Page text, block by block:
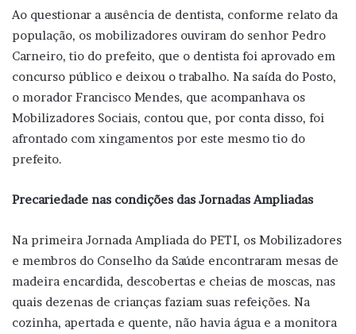
Ao questionar a ausência de dentista, conforme relato da
população, os mobilizadores ouviram do senhor Pedro
Carneiro, tio do prefeito, que o dentista foi aprovado em
concurso público e deixou o trabalho. Na saída do Posto,
o morador Francisco Mendes, que acompanhava os
Mobilizadores Sociais, contou que, por conta disso, foi
afrontado com xingamentos por este mesmo tio do
prefeito.
Precariedade nas condições das Jornadas Ampliadas
Na primeira Jornada Ampliada do PETI, os Mobilizadores
e membros do Conselho da Saúde encontraram mesas de
madeira encardida, descobertas e cheias de moscas, nas
quais dezenas de crianças faziam suas refeições. Na
cozinha, apertada e quente, não havia água e a monitora